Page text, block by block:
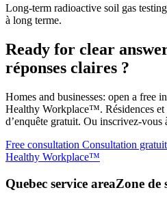
Long-term radioactive soil gas
à long terme.
Ready for clear
réponses claires ?
Homes and businesses: open a free
Healthy Workplace™. Résidences
d’enquête gratuit. Ou inscrivez-
Free consultation Consultation
Healthy Workplace™
Quebec service areaZone de